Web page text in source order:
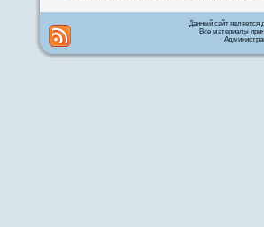
Данный сайт является
Все материалы